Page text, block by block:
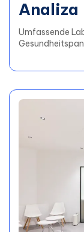
Analiza
Umfassende